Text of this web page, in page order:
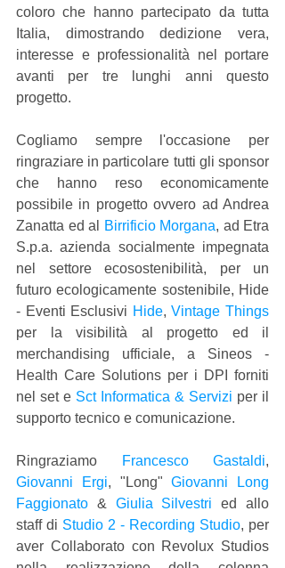
coloro che hanno partecipato da tutta
Italia, dimostrando dedizione vera,
interesse e professionalità nel portare
avanti per tre lunghi anni questo
progetto.
Cogliamo sempre l'occasione per
ringraziare in particolare tutti gli sponsor
che hanno reso economicamente
possibile in progetto ovvero ad Andrea
Zanatta ed al
Birrificio Morgana, ad Etra
S.p.a. azienda socialmente impegnata
nel settore ecosostenibilità, per un
futuro ecologicamente sostenibile, Hide
- Eventi Esclusivi Hide, Vintage Things
per la visibilità al progetto ed il
merchandising ufficiale, a Sineos -
Health Care Solutions per i DPI forniti
nel set e Sct Informatica & Servizi per il
supporto tecnico e comunicazione.
Ringraziamo Francesco Gastaldi
Giovanni Ergi, "Long" Giovanni Long
Faggionato & Giulia Silvestri ed allo
staff di Studio 2 - Recording Studio, per
aver Collaborato con Revolux Studios